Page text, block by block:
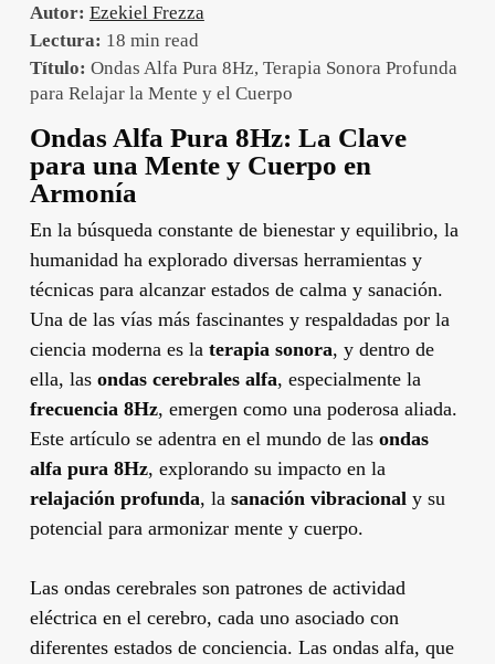
Autor: Ezekiel Frezza
Lectura: 18 min read
Título: Ondas Alfa Pura 8Hz, Terapia Sonora Profunda
para Relajar la Mente y el Cuerpo
Ondas Alfa Pura 8Hz: La Clave
para una Mente y Cuerpo en
Armonía
En la búsqueda constante de bienestar y equilibrio, la
humanidad ha explorado diversas herramientas y
técnicas para alcanzar estados de calma y sanación.
Una de las vías más fascinantes y respaldadas por la
ciencia moderna es la terapia sonora, y dentro de
ella, las ondas cerebrales alfa, especialmente la
frecuencia 8Hz, emergen como una poderosa aliada.
Este artículo se adentra en el mundo de las ondas
alfa pura 8Hz, explorando su impacto en la
relajación profunda, la sanación vibracional y su
potencial para armonizar mente y cuerpo.
Las ondas cerebrales son patrones de actividad
eléctrica en el cerebro, cada uno asociado con
diferentes estados de conciencia. Las ondas alfa, que